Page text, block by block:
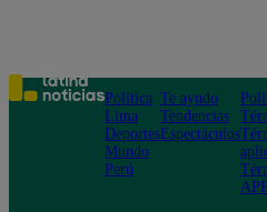
Política
Lima
Deportes
Mundo
Perú
Te ayudo
Tendencias
Espectáculos
APP